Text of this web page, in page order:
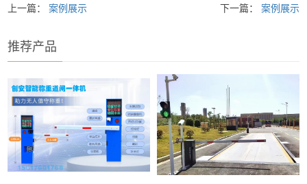
上一篇：案例展示 下一篇： 案例展示
推荐产品